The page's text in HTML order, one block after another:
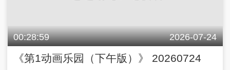
00:28:59 2026-07-24
《第1动画乐园（下午版）》 20260724